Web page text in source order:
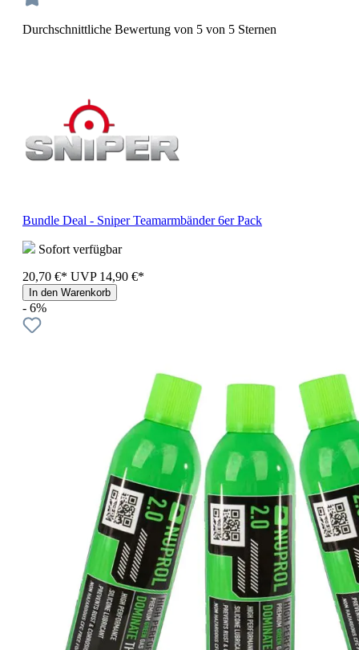
Durchschnittliche Bewertung von 5 von 5 Sternen
Bundle Deal - Sniper Teamarmbänder 6er Pack
Sofort verfügbar
20,70 €* UVP 14,90 €*
In den Warenkorb
- 6%